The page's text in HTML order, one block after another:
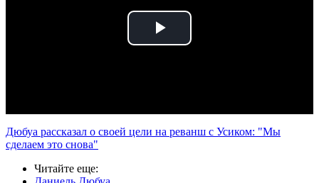
Play
Дюбуа рассказал о своей цели на реванш с Усиком: "Мы
сделаем это снова"
Читайте еще: